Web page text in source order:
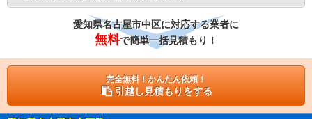
愛知県名古屋市中区に対応する業者に
無料で簡単一括見積もり！
完全無料！かんたん依頼！
引越し見積もりをする